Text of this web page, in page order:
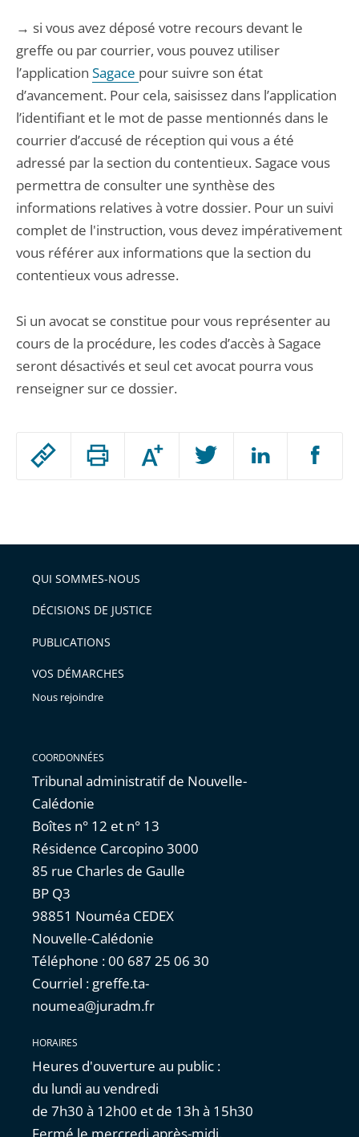
Passer
arriver
après
Augmenter
ou
l'article
pour
avant
→ si vous avez déposé votre recours devant le
greffe ou par courrier, vous pouvez utiliser
l’application Sagace pour suivre son état
d’avancement. Pour cela, saisissez dans l’application
l’identifiant et le mot de passe mentionnés dans le
courrier d’accusé de réception qui vous a été
adressé par la section du contentieux. Sagace vous
permettra de consulter une synthèse des
informations relatives à votre dossier. Pour un suivi
complet de l'instruction, vous devez impérativement
vous référer aux informations que la section du
contentieux vous adresse.
Si un avocat se constitue pour vous représenter au
cours de la procédure, les codes d’accès à Sagace
seront désactivés et seul cet avocat pourra vous
renseigner sur ce dossier.
QUI SOMMES-NOUS
DÉCISIONS DE JUSTICE
PUBLICATIONS
VOS DÉMARCHES
Nous rejoindre
COORDONNÉES
Tribunal administratif de Nouvelle-
Calédonie
Boîtes n° 12 et n° 13
Résidence Carcopino 3000
85 rue Charles de Gaulle
BP Q3
98851 Nouméa CEDEX
Nouvelle-Calédonie
Téléphone : 00 687 25 06 30
Courriel : greffe.ta-
noumea@juradm.fr
HORAIRES
Heures d'ouverture au public :
du lundi au vendredi
de 7h30 à 12h00 et de 13h à 15h30